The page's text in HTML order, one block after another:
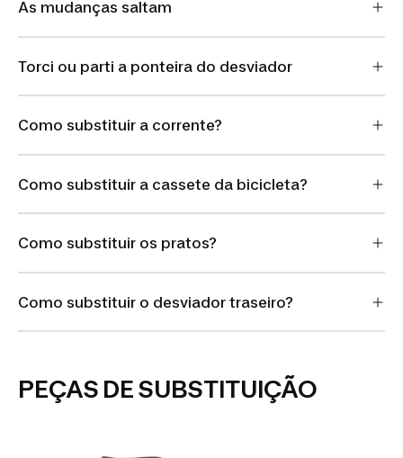
As mudanças saltam
Torci ou parti a ponteira do desviador
Como substituir a corrente?
Como substituir a cassete da bicicleta?
Como substituir os pratos?
Como substituir o desviador traseiro?
PEÇAS DE SUBSTITUIÇÃO